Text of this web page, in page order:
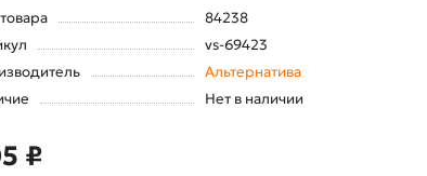
84238
vs-69423
Альтернатива
Нет в наличии
₽